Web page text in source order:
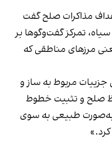
مذاکرات صلح گفت
تمرکز گفت‌وگوها بر
مرزهای مناطقی که
جزییات مربوط به ساز و
صلح و تثبیت خطوط
به‌صورت طبیعی به سوی